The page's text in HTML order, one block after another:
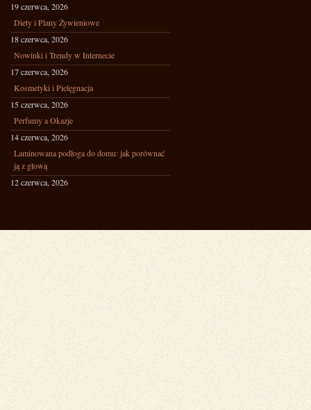
19 czerwca, 2026
Diety i Plany Żywieniowe
18 czerwca, 2026
Nowinki i Trendy w Internecie
17 czerwca, 2026
Kosmetyki i Pielęgnacja
15 czerwca, 2026
Perfumy a Okazje
14 czerwca, 2026
Laminowana podłoga do domu: jak porównać
ją z głową
12 czerwca, 2026